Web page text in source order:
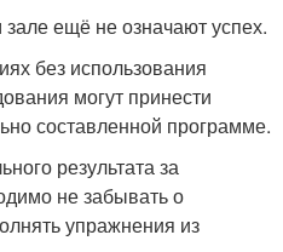
ещё не означают успех.
без использования
могут принести
составленной программе.
результата за
не забывать о
упражнения из